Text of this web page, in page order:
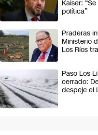
Kaiser:
política”
Praderas
Ministerio
Los Ríos
Paso Los
cerrado:
despeje el